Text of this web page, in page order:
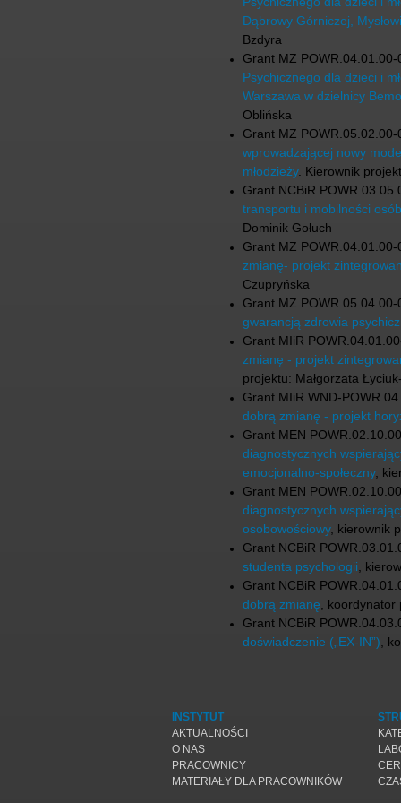
Dąbrowy Górniczej,
Bzdyra
Grant MZ
Psychicznego dla dzieci i
Warszawa w dzielnicy
Oblińska
Grant MZ
wprowadzającej nowy
młodzieży. Kierownik
Grant NCBiR
transportu i mobilności
Dominik Gołuch
Grant MZ
zmianę- projekt
Czupryńska
Grant MZ
gwarancją zdrowia
Grant MIiR
zmianę - projekt
projektu: Małgorzata
Grant MIiR WND-
dobrą zmianę - projekt
Grant MEN
diagnostycznych
emocjonalno-społeczny,
Grant MEN
diagnostycznych
osobowościowy, kierownik
Grant NCBiR
studenta psychologii,
Grant NCBiR
dobrą zmianę, koordynator
Grant NCBiR
doświadczenie („EX-IN”),
INSTYTUT
AKTUALNOŚCI
O NAS
PRACOWNICY
MATERIAŁY DLA PRACOWNIKÓW